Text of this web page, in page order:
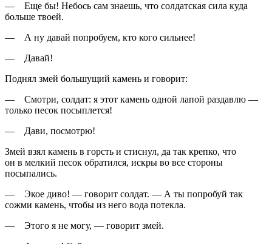
— Еще бы! Небось сам знаешь, что солдатская сила куда
больше твоей.
— А ну давай попробуем, кто кого сильнее!
— Давай!
Поднял змей большущий камень и говорит:
— Смотри, солдат: я этот камень одной лапой раздавлю —
только песок посыплется!
— Дави, посмотрю!
Змей взял камень в горсть и стиснул, да так крепко, что
он в мелкий песок обратился, искры во все стороны
посыпались.
— Экое диво! — говорит солдат. — А ты попробуй так
сожми камень, чтобы из него вода потекла.
— Этого я не могу, — говорит змей.